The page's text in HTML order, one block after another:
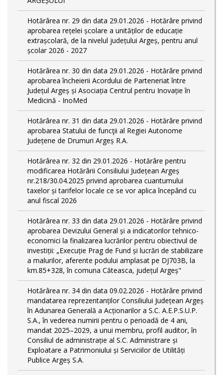
Hotărârea nr. 29 din data 29.01.2026 - Hotărâre privind
aprobarea rețelei școlare a unităților de educație
extrașcolară, de la nivelul județului Argeș, pentru anul
școlar 2026 - 2027
Hotărârea nr. 30 din data 29.01.2026 - Hotărâre privind
aprobarea încheierii Acordului de Parteneriat între
Județul Argeș și Asociația Centrul pentru Inovație în
Medicină - InoMed
Hotărârea nr. 31 din data 29.01.2026 - Hotărâre privind
aprobarea Statului de funcţii al Regiei Autonome
Județene de Drumuri Argeș R.A.
Hotărârea nr. 32 din 29.01.2026 - Hotărâre pentru
modificarea Hotărârii Consiliului Județean Argeș
nr.218/30.04.2025 privind aprobarea cuantumului
taxelor și tarifelor locale ce se vor aplica începând cu
anul fiscal 2026
Hotărârea nr. 33 din data 29.01.2026 - Hotărâre privind
aprobarea Devizului General și a indicatorilor tehnico-
economici la finalizarea lucrărilor pentru obiectivul de
investiții: „Execuție Prag de Fund și lucrări de stabilizare
a malurilor, aferente podului amplasat pe DJ703B, la
km.85+328, în comuna Căteasca, județul Argeș"
Hotărârea nr. 34 din data 09.02.2026 - Hotărâre privind
mandatarea reprezentanților Consiliului Județean Argeș
în Adunarea Generală a Acționarilor a S.C. A.E.P.S.U.P.
S.A., în vederea numirii pentru o perioadă de 4 ani,
mandat 2025–2029, a unui membru, profil auditor, în
Consiliul de administrație al S.C. Administrare și
Exploatare a Patrimoniului și Serviciilor de Utilități
Publice Argeș S.A.